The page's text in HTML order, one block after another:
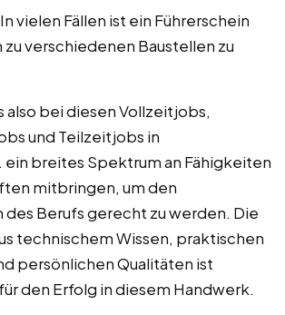
In vielen Fällen ist ein Führerschein
verschiedenen Baustellen zu
also bei diesen Vollzeitjobs,
und Teilzeitjobs in
breites Spektrum an Fähigkeiten
mitbringen, um den
Berufs gerecht zu werden. Die
technischem Wissen, praktischen
persönlichen Qualitäten ist
den Erfolg in diesem Handwerk.